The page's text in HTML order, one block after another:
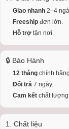
Giao nhanh 2–4
Freeship đơn lớn.
Hỗ trợ tận nơi.
🔒 Bảo Hành
12 tháng chính
Đổi trả 7 ngày.
Cam kết chất
1. Chất liệu